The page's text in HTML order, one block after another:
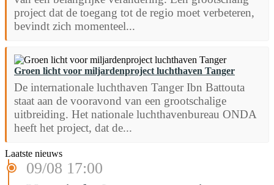
project dat de toegang tot de regio moet verbeteren,
bevindt zich momenteel...
Groen licht voor miljardenproject luchthaven Tanger
De internationale luchthaven Tanger Ibn Battouta
staat aan de vooravond van een grootschalige
uitbreiding. Het nationale luchthavenbureau ONDA
heeft het project, dat de...
Laatste nieuws
09/08 17:00